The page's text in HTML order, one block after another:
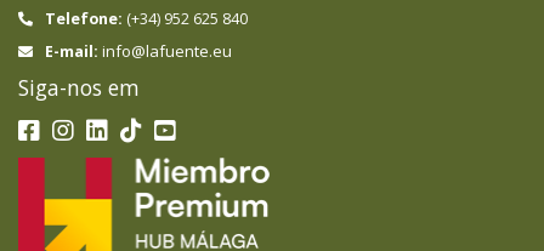
Telefone: (+34) 952 625 840
E-mail: info@lafuente.eu
Siga-nos em